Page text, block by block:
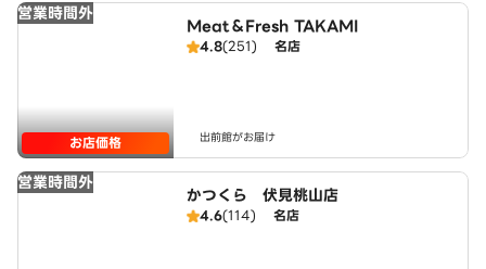
営業時間外
お店価格
Meat＆Fresh TAKAMI
4.8(251) 名店
出前館がお届け
営業時間外
かつくら 伏見桃山店
4.6(114) 名店